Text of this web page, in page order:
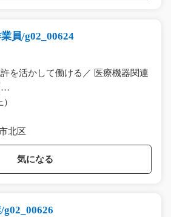
員/g02_00624
を活かして働ける／ 医療機器関連
…
北区
気になる